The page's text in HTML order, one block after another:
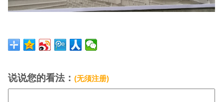
说说您的看法： (无须注册)